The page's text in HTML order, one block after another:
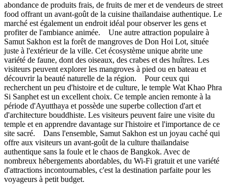
abondance de produits frais, de fruits de mer et de vendeurs de street
food offrant un avant-goût de la cuisine thaïlandaise authentique. Le
marché est également un endroit idéal pour observer les gens et
profiter de l'ambiance animée. Une autre attraction populaire à
Samut Sakhon est la forêt de mangroves de Don Hoi Lot, située
juste à l'extérieur de la ville. Cet écosystème unique abrite une
variété de faune, dont des oiseaux, des crabes et des huîtres. Les
visiteurs peuvent explorer les mangroves à pied ou en bateau et
découvrir la beauté naturelle de la région. Pour ceux qui
recherchent un peu d'histoire et de culture, le temple Wat Khao Phra
Si Sanphet est un excellent choix. Ce temple ancien remonte à la
période d'Ayutthaya et possède une superbe collection d'art et
d'architecture bouddhiste. Les visiteurs peuvent faire une visite du
temple et en apprendre davantage sur l'histoire et l'importance de ce
site sacré. Dans l'ensemble, Samut Sakhon est un joyau caché qui
offre aux visiteurs un avant-goût de la culture thaïlandaise
authentique sans la foule et le chaos de Bangkok. Avec de
nombreux hébergements abordables, du Wi-Fi gratuit et une variété
d'attractions incontournables, c'est la destination parfaite pour les
voyageurs à petit budget.